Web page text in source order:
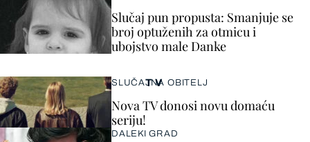
Slučaj pun propusta: Smanjuje se
broj optuženih za otmicu i
ubojstvo male Danke
TV
SLUČAJNA OBITELJ
Nova TV donosi novu domaću
seriju!
DALEKI GRAD